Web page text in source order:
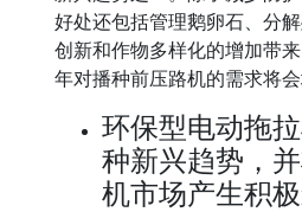
好处还包括管理鹅卵石、分解
创新和作物多样化的增加带
年对播种前压路机的需求将会
环保型电动拖
种新兴趋势，
机市场产生积